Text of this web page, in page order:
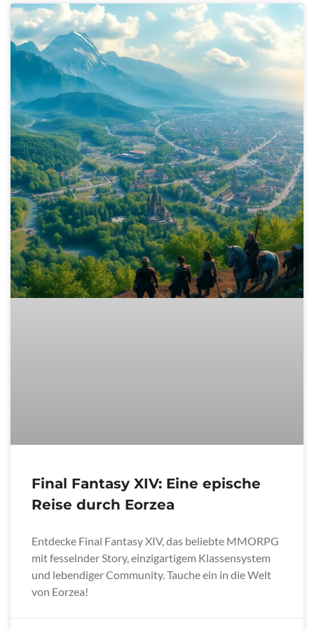
Final Fantasy XIV: Eine epische
Reise durch Eorzea
Entdecke Final Fantasy XIV, das beliebte MMORPG
mit fesselnder Story, einzigartigem Klassensystem
und lebendiger Community. Tauche ein in die Welt
von Eorzea!